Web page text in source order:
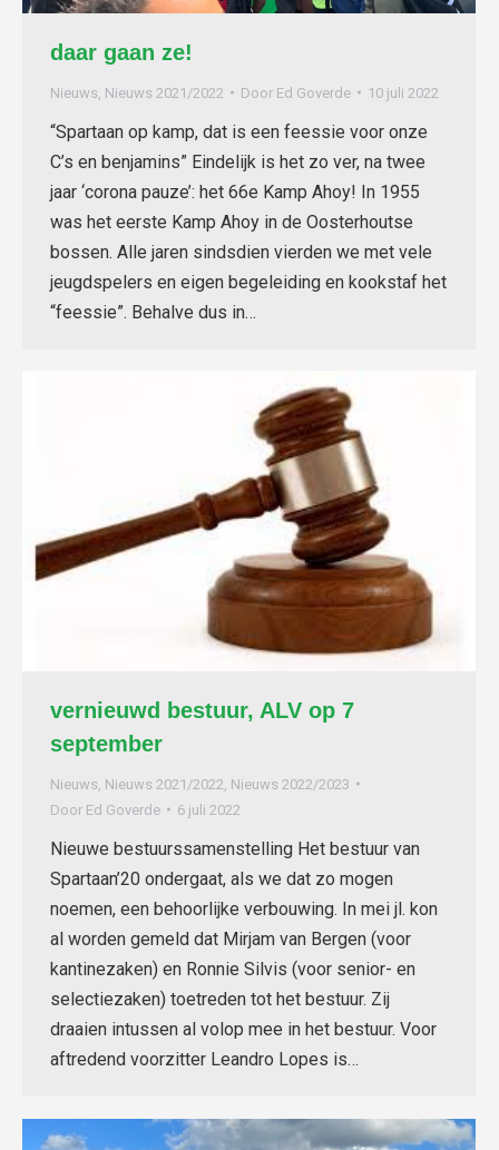
daar gaan ze!
Nieuws Nieuws 2021/2022 Door Ed Goverde 10 juli 2022
“Spartaan op kamp, dat is een feessie voor onze
C’s en benjamins” Eindelijk is het zo ver, na twee
jaar ‘corona pauze’: het 66e Kamp Ahoy! In 1955
was het eerste Kamp Ahoy in de Oosterhoutse
bossen. Alle jaren sindsdien vierden we met vele
jeugdspelers en eigen begeleiding en kookstaf het
“feessie”. Behalve dus in…
vernieuwd bestuur, ALV op 7
september
Nieuws Nieuws 2021/2022 Nieuws 2022/2023
Door Ed Goverde 6 juli 2022
Nieuwe bestuurssamenstelling Het bestuur van
Spartaan’20 ondergaat, als we dat zo mogen
noemen, een behoorlijke verbouwing. In mei jl. kon
al worden gemeld dat Mirjam van Bergen (voor
kantinezaken) en Ronnie Silvis (voor senior- en
selectiezaken) toetreden tot het bestuur. Zij
draaien intussen al volop mee in het bestuur. Voor
aftredend voorzitter Leandro Lopes is…